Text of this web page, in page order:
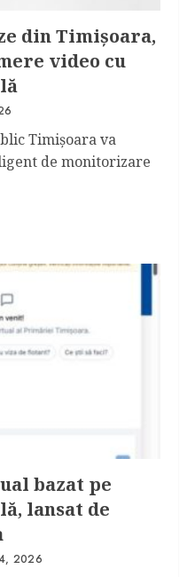
din Timișoara,
video cu
Timișoara va
de monitorizare
bazat pe
lansat de
4, 2026